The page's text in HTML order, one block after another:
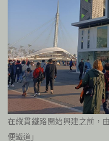
在縱貫鐵路開始興建之前，
便鐵道」